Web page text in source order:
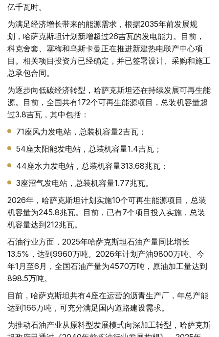
亿千瓦时。
为满足经济增长带来的能源需求，根据2035年前发展规
划，哈萨克斯坦计划新增超过26吉瓦的发电能力。目前，
科克舍套、塞梅和乌斯卡曼正在推进新建热电联产中心项
目。相关项目投资方已经确定，并已签署设计、采购和施工
总承包合同。
为逐步向低碳经济转型，哈萨克斯坦还在持续发展可再生能
源。目前，全国共有172个可再生能源项目，总装机容量超
过3.8吉瓦，其中包括：
71座风力发电站，总装机容量2吉瓦；
54座太阳能发电站，总装机容量1.4吉瓦；
44座水力发电站，总装机容量313.68兆瓦；
3座沼气发电站，总装机容量1.77兆瓦。
2026年，哈萨克斯坦计划实施10个可再生能源项目，总装
机容量为245.8兆瓦。目前，已有7个项目投入实施，总装
机容量达到212兆瓦。
石油行业方面，2025年哈萨克斯坦石油产量同比增长
13.5%，达到9960万吨。2026年计划产油9800万吨。今
年1月至6月，全国石油产量为4570万吨，原油加工量达到
898.5万吨。
目前，哈萨克斯坦共有4座在运营的沥青生产厂，年总产能
达到166万吨，可充分满足国内道路建设需求。
为推动石油产业从原料型发展模式向深加工转型，哈萨克斯